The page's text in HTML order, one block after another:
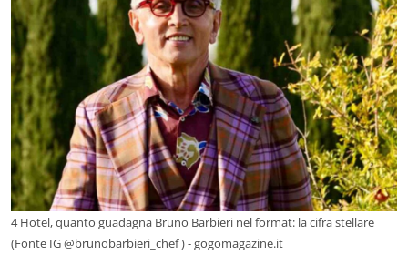
4 Hotel, quanto guadagna Bruno Barbieri nel format: la cifra stellare
(Fonte IG @brunobarbieri_chef ) - gogomagazine.it